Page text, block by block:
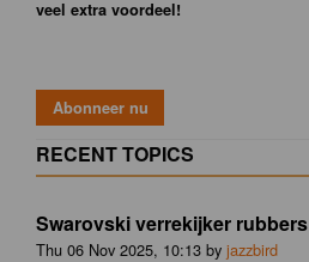
veel extra voordeel!
RECENT TOPICS
Swarovski verrekijker rubbers
Thu 06 Nov 2025, 10:13 by jazzbird